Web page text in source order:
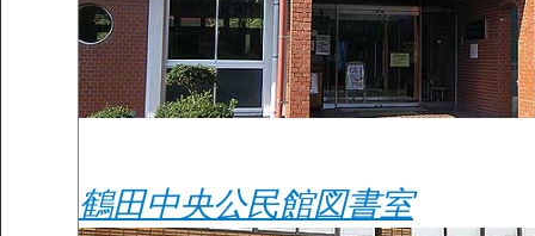
鶴田中央公民館図書室